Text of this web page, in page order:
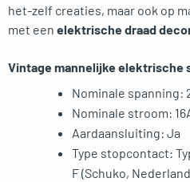
het-zelf creaties, maar ook op
met een elektrische draad
Vintage mannelijke elektrische
Nominale spanning:
Nominale stroom:
Aardaansluiting: Ja
Type stopcontact:
F (Schuko,